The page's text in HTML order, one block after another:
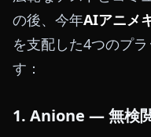
の後、今年AIアニメ
を支配した4つのプ
す：
1. Anione — 無検